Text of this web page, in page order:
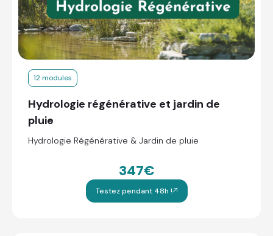
12 modules
Hydrologie régénérative et jardin de
pluie
Hydrologie Régénérative & Jardin de pluie
347€
Testez pendant 48h !